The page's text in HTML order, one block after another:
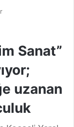
Sanat”
uzanan